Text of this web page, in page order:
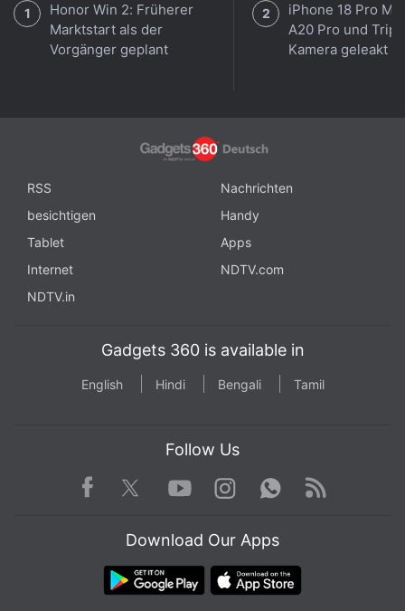
Honor Win 2: Früherer
Marktstart als der
Vorgänger geplant
iPhone 18 Pro
A20 Pro und
Kamera geleakt
RSS
Nachrichten
besichtigen
Handy
Tablet
Apps
Internet
NDTV.com
NDTV.in
Gadgets 360 is available in
English Hindi Bengali Tamil
Follow Us
Facebook TwitterYoutube
Instagram WhatsApp
Rss
Download Our Apps